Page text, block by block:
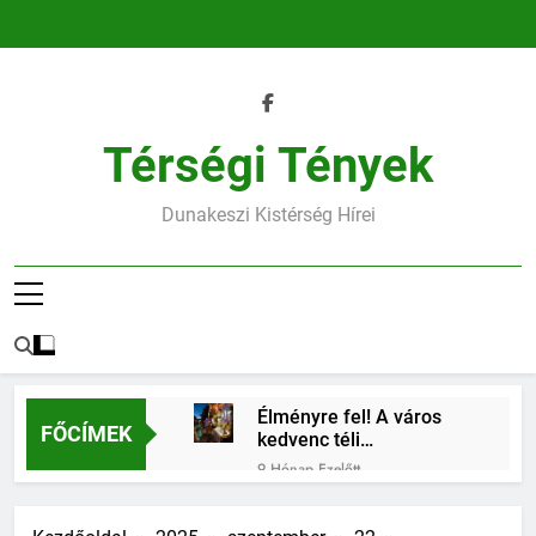
Térségi Tények
Dunakeszi Kistérség Hírei
FŐCÍMEK
Élményre fel! A város
kedvenc téli
találkozóhelye vár rád
9 Hónap Ezelőtt
9 Hónap Ezelőtt